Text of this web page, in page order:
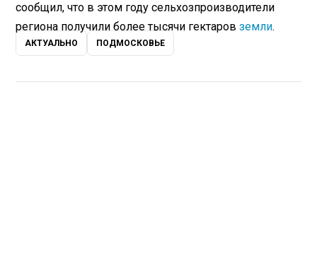
сообщил, что в этом году сельхозпроизводители
региона получили более тысячи гектаровземли.
АКТУАЛЬНО ПОДМОСКОВЬЕ